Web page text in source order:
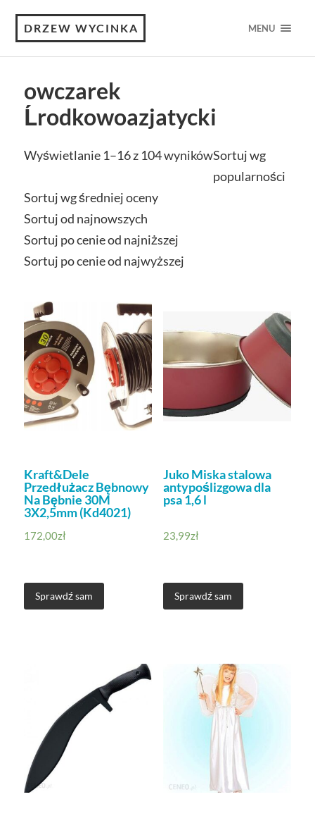
DRZEW WYCINKA MENU
owczarek
Ĺrodkowoazjatycki
Wyświetlanie 1–16 z 104 wynikówSortuj wg
popularności
Sortuj wg średniej oceny
Sortuj od najnowszych
Sortuj po cenie od najniższej
Sortuj po cenie od najwyższej
Kraft&Dele
Przedłużacz Bębnowy
Na Bębnie 30M
3X2,5mm (Kd4021)
172,00zł
Sprawdź sam
Juko Miska stalowa
antypoślizgowa dla
psa 1,6 l
23,99zł
Sprawdź sam